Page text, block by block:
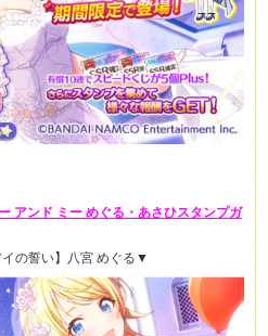
アンド ミー めぐる・あさひスタンプガ
の誓い】八宮 めぐる▼